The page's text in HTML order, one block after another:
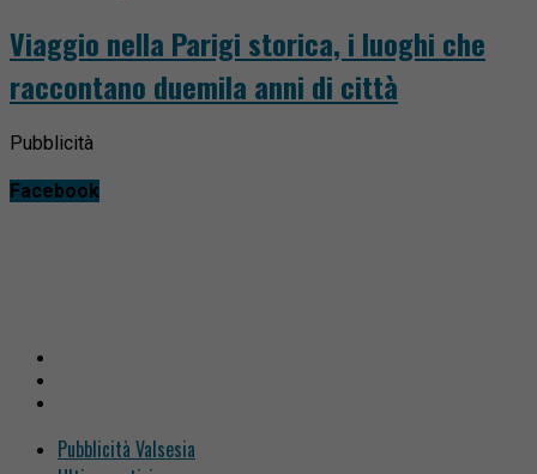
Viaggio nella Parigi storica, i luoghi che
raccontano duemila anni di città
Pubblicità
Facebook
Pubblicità Valsesia